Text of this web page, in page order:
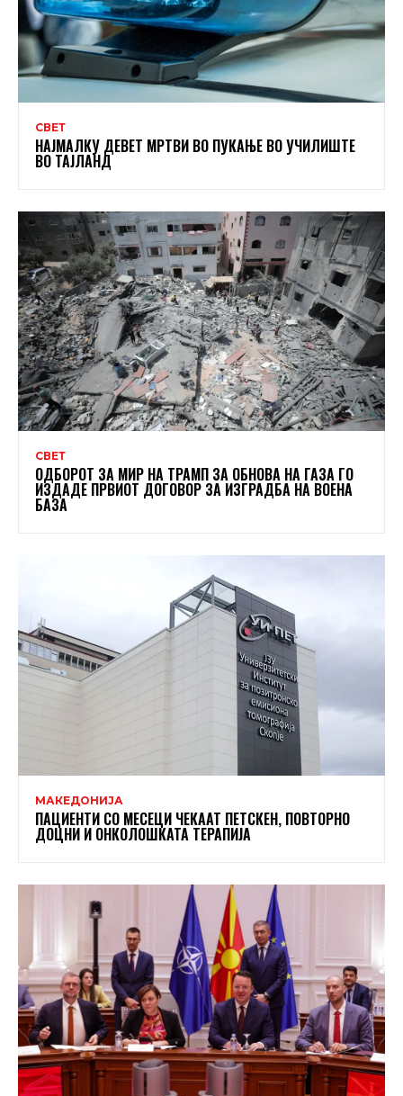
СВЕТ
НАЈМАЛКУ ДЕВЕТ МРТВИ ВО ПУКАЊЕ ВО УЧИЛИШТЕ
ВО ТАЈЛАНД
СВЕТ
ОДБОРОТ ЗА МИР НА ТРАМП ЗА ОБНОВА НА ГАЗА ГО
ИЗДАДЕ ПРВИОТ ДОГОВОР ЗА ИЗГРАДБА НА ВОЕНА
БАЗА
МАКЕДОНИЈА
ПАЦИЕНТИ СО МЕСЕЦИ ЧЕКААТ ПЕТСКЕН, ПОВТОРНО
ДОЦНИ И ОНКОЛОШКАТА ТЕРАПИЈА